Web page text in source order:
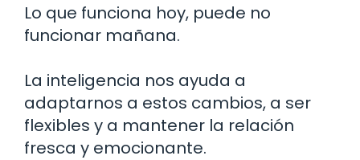
Lo que funciona hoy, puede no
funcionar mañana.
La inteligencia nos ayuda a
adaptarnos a estos cambios, a ser
flexibles y a mantener la relación
fresca y emocionante.